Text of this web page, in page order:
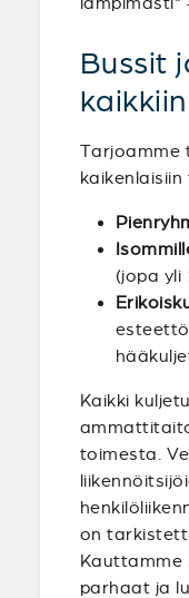
Bussit
Tarjoamme
kaikenlaisiin
(jopa yli
Kaikki
toimesta.
on
Kauttamme
parhaat ja